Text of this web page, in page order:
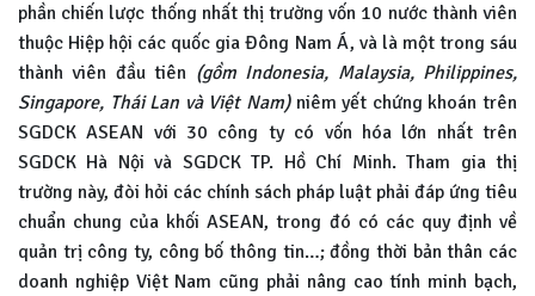
phần chiến lược thống nhất thị trường vốn 10 nước thành viên
thuộc Hiệp hội các quốc gia Đông Nam Á, và là một trong sáu
thành viên đầu tiên (gồm Indonesia, Malaysia, Philippines,
Singapore, Thái Lan và Việt Nam)niêm yết chứng khoán trên
SGDCK ASEAN với 30 công ty có vốn hóa lớn nhất trên
SGDCK Hà Nội và SGDCK TP. Hồ Chí Minh. Tham gia thị
trường này, đòi hỏi các chính sách pháp luật phải đáp ứng tiêu
chuẩn chung của khối ASEAN, trong đó có các quy định về
quản trị công ty, công bố thông tin…; đồng thời bản thân các
doanh nghiệp Việt Nam cũng phải nâng cao tính minh bạch,